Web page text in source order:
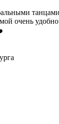
очень удобно